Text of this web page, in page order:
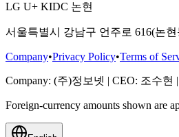
LG U+ KIDC 논현
서울특별시 강남구 언주로 616(논현
Company•Privacy Policy•Terms of
Company: (주)정보넷 | CEO: 조수현 |
Foreign-currency amounts shown are